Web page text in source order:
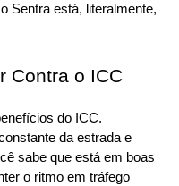
Sentra está, literalmente,
Contra o ICC
da estrada e
sabe que está em boas
o ritmo em tráfego